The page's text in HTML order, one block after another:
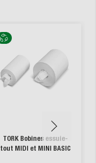
TORK Bobines essuie-
tout MIDI et MINI BASIC